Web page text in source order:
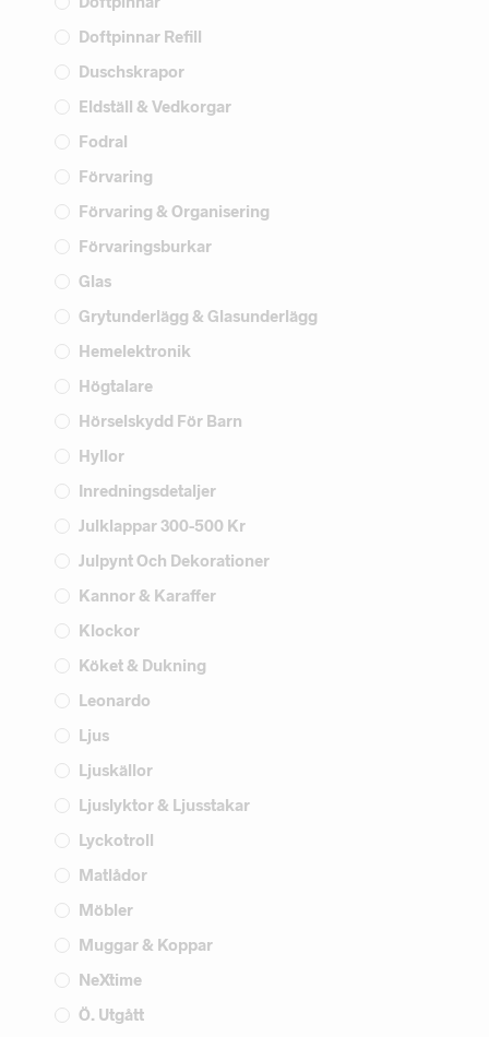
Doftpinnar Refill
Duschskrapor
Eldställ & Vedkorgar
Fodral
Förvaring
Förvaring & Organisering
Förvaringsburkar
Glas
Grytunderlägg & Glasunderlägg
Hemelektronik
Högtalare
Hörselskydd För Barn
Hyllor
Inredningsdetaljer
Julklappar 300-500 Kr
Julpynt Och Dekorationer
Kannor & Karaffer
Klockor
Köket & Dukning
Leonardo
Ljus
Ljuskällor
Ljuslyktor & Ljusstakar
Lyckotroll
Matlådor
Möbler
Muggar & Koppar
NeXtime
Ö. Utgått